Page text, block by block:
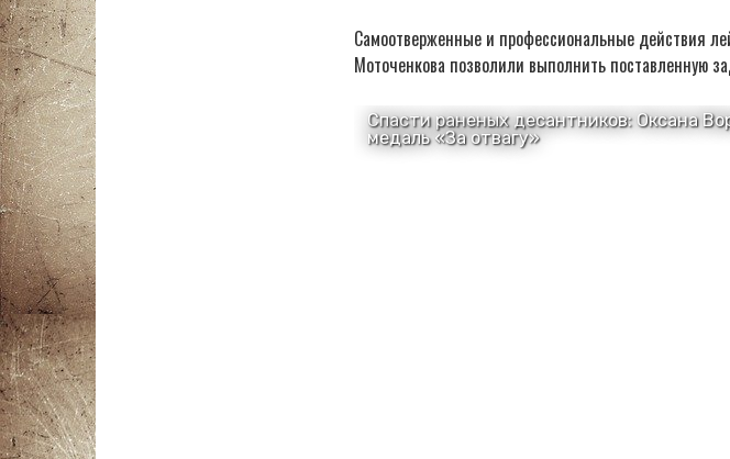
Самоотверженные и профессиональные действия
Моточенкова позволили выполнить поставленную